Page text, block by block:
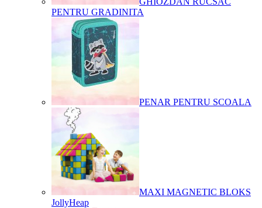
PENTRU GRADINITA
PENAR PENTRU SCOALA
MAXI MAGNETIC BLOKS
JollyHeap